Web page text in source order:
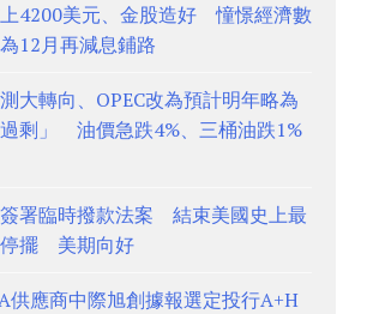
4200美元、金股造好 憧憬經濟數
12月再減息鋪路
大轉向、OPEC改為預計明年略為
過剩」 油價急跌4%、三桶油跌1%
署臨時撥款法案 結束美國史上最
擺 美期向好
供應商中際旭創據報選定投行A+H